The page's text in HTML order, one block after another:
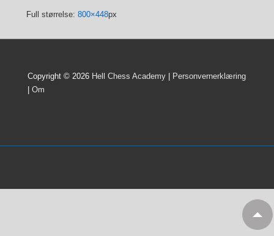
Full størrelse: 800×448px
Copyright © 2026 Hell Chess Academy | Personvernerklæring
| Om